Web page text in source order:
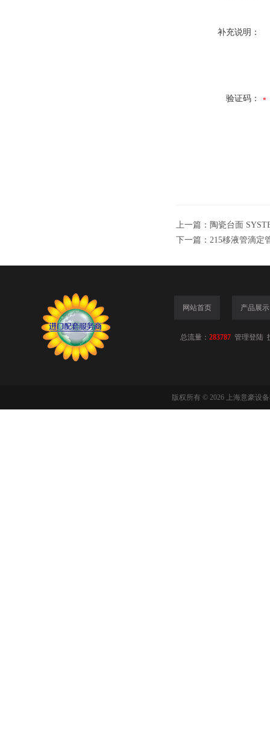
补充说明：
验证码：
上一篇： 陶瓷台面
下一篇： 215移液管滴定
网站首页 产品展示
总流量： 283787 管理登陆
版权所有 © 2026 上海意豪设